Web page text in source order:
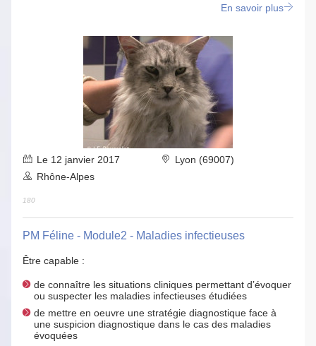
En savoir plus
Le 12 janvier 2017
Lyon (69007)
Rhône-Alpes
180
PM Féline - Module2 - Maladies infectieuses
Être capable :
de connaître les situations cliniques permettant d’évoquer
ou suspecter les maladies infectieuses étudiées
de mettre en oeuvre une stratégie diagnostique face à
une suspicion diagnostique dans le cas des maladies
évoquées